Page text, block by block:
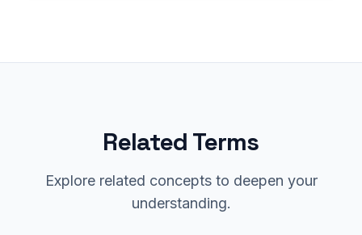
Related Terms
Explore related concepts to deepen your
understanding.